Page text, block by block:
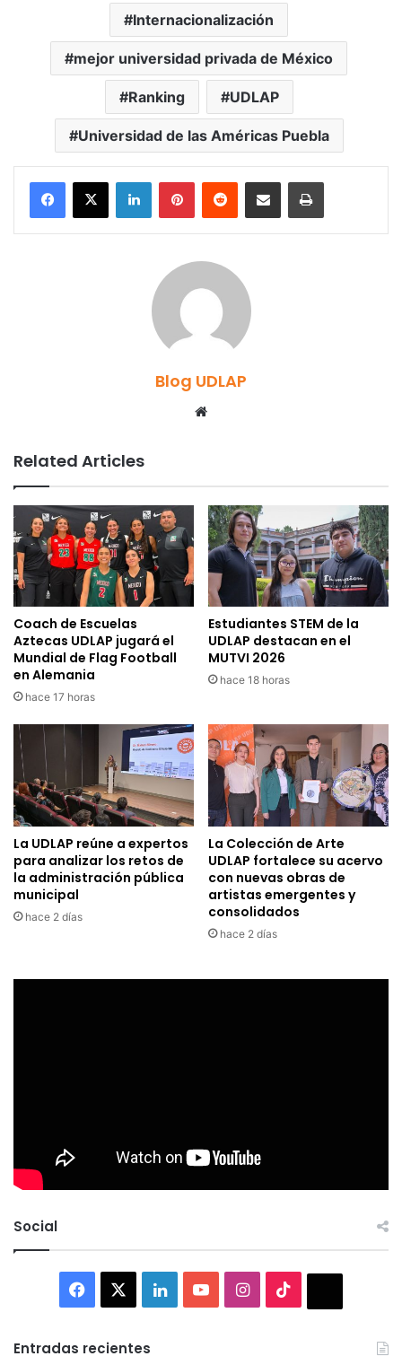
Internacionalización
mejor universidad privada de México
Ranking UDLAP
Universidad de las Américas Puebla
LinkedInPinterestReddit Share via Email Print
Blog UDLAP
Related Articles
Coach de Escuelas
Aztecas UDLAP jugará el
Mundial de Flag Football
en Alemania
hace 17 horas
Estudiantes STEM de la
UDLAP destacan en el
MUTVI 2026
hace 18 horas
La UDLAP reúne a expertos
para analizar los retos de
la administración pública
municipal
hace 2 días
La Colección de Arte
UDLAP fortalece su acervo
con nuevas obras de
artistas emergentes y
consolidados
hace 2 días
Social
Facebook LinkedInYouTubeInstagram
Entradas recientes